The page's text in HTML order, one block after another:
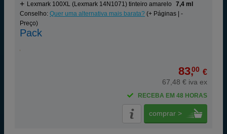
Lexmark 100XL (Lexmark 14N1071) tinteiro amarelo
7,4 ml
Conselho: Quer uma alternativa mais barata? (+ Páginas | -
Preço)
Pack
83,00 €
67,48 € iva ex
RECEBA EM 48 HORAS
comprar >